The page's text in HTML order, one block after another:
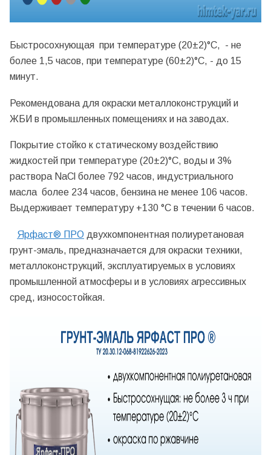
Быстросохнующая при температуре (20±2)°С, - не
более 1,5 часов, при температуре (60±2)°С, - до 15
минут.
Рекомендована для окраски металлоконструкций и
ЖБИ в промышленных помещениях и на заводах.
Покрытие стойко к статическому воздействию
жидкостей при температуре (20±2)°С, воды и 3%
раствора NaCl более 792 часов, индустриального
масла более 234 часов, бензина не менее 106 часов.
Выдерживает температуру +130 °С в течении 6 часов.
Ярфаст® ПРО двухкомпонентная полиуретановая
грунт-эмаль, предназначается для окраски техники,
металлоконструкций, эксплуатируемых в условиях
промышленной атмосферы и в условиях агрессивных
сред, износостойкая.